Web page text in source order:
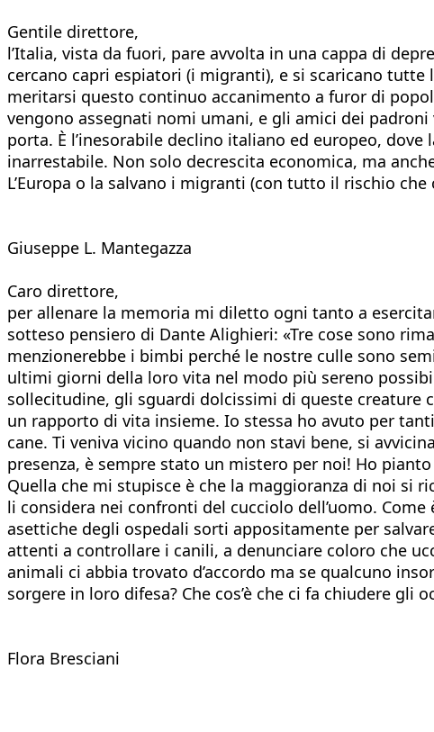
Gentile direttore,
l’Italia, vista da fuori, pare avvolta in una cappa di
cercano capri espiatori (i migranti), e si scaricano
meritarsi questo continuo accanimento a furor di
vengono assegnati nomi umani, e gli amici dei
porta. È l’inesorabile declino italiano ed europeo,
inarrestabile. Non solo decrescita economica, ma
L’Europa o la salvano i migranti (con tutto il rischio
Giuseppe L. Mantegazza
Caro direttore,
per allenare la memoria mi diletto ogni tanto a
sotteso pensiero di Dante Alighieri: «Tre cose sono
menzionerebbe i bimbi perché le nostre culle sono
ultimi giorni della loro vita nel modo più sereno
sollecitudine, gli sguardi dolcissimi di queste
un rapporto di vita insieme. Io stessa ho avuto per
cane. Ti veniva vicino quando non stavi bene, si
presenza, è sempre stato un mistero per noi! Ho
Quella che mi stupisce è che la maggioranza di noi si
li considera nei confronti del cucciolo dell’uomo.
asettiche degli ospedali sorti appositamente per
attenti a controllare i canili, a denunciare coloro che
animali ci abbia trovato d’accordo ma se qualcuno
sorgere in loro difesa? Che cos’è che ci fa chiudere gli
Flora Bresciani